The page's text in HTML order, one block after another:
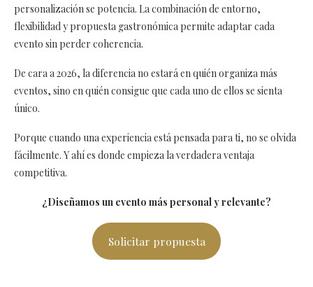
personalización se potencia. La combinación de entorno,
flexibilidad y propuesta gastronómica permite adaptar cada
evento sin perder coherencia.
De cara a 2026, la diferencia no estará en quién organiza más
eventos, sino en quién consigue que cada uno de ellos se sienta
único.
Porque cuando una experiencia está pensada para ti, no se olvida
fácilmente. Y ahí es donde empieza la verdadera ventaja
competitiva.
¿Diseñamos un evento más personal y relevante?
Solicitar propuesta